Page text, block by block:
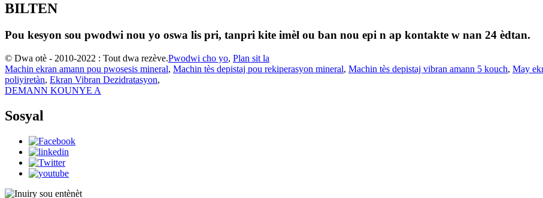
BILTEN
Pou kesyon sou pwodwi nou yo oswa lis pri, tanpri kite imèl ou ban nou epi n ap kontakte w nan 24 èdtan.
© Dwa otè - 2010-2022 : Tout dwa rezève.Pwodwi cho yo, Plan sit la
Machin ekran amann pou pwosesis mineral, Machin tès depistaj pou rekiperasyon mineral, Machin tès depistaj vibran amann 5 kouch, May
poliyiretàn, Ekran Vibran Dezidratasyon,
DEMANN KOUNYE A
Sosyal